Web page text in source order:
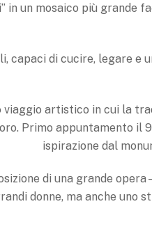
in un mosaico più grande
capaci di cucire, legare e
viaggio artistico in cui la
Primo appuntamento il
ispirazione dal
di una grande
donne, ma anche uno